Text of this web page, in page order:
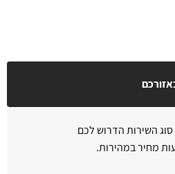
השירות הדרוש לכם
מחיר במהירות.